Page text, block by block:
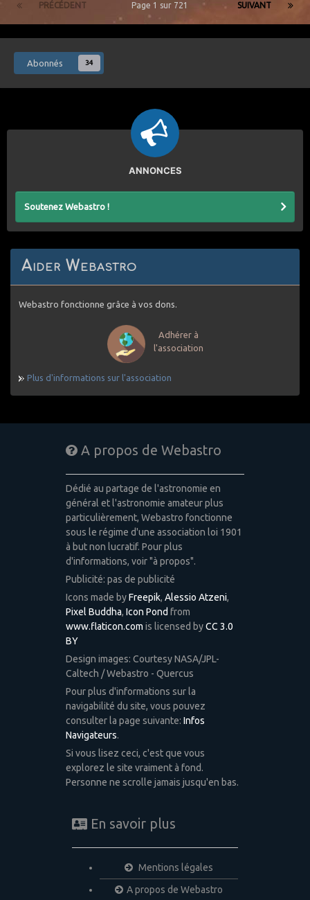
PRÉCÉDENT SUIVANT
Page 1 sur 721
Abonnés 34
ANNONCES
Soutenez Webastro !
Aider Webastro
Webastro fonctionne grâce à vos dons.
Adhérer à
l'association
Plus d'informations sur l'association
A propos de Webastro
Dédié au partage de l'astronomie en
général et l'astronomie amateur plus
particulièrement, Webastro fonctionne
sous le régime d'une association loi 1901
à but non lucratif. Pour plus
d'informations, voir "à propos".
Publicité: pas de publicité
Icons made byFreepik, Alessio Atzeni,
Pixel Buddha, Icon Pond from
www.flaticon.com is licensed byCC 3.0
BY
Design images: Courtesy NASA/JPL-
Caltech / Webastro - Quercus
Pour plus d'informations sur la
navigabilité du site, vous pouvez
consulter la page suivante: Infos
Navigateurs.
Si vous lisez ceci, c'est que vous
explorez le site vraiment à fond.
Personne ne scrolle jamais jusqu'en bas.
En savoir plus
Mentions légales
A propos de Webastro